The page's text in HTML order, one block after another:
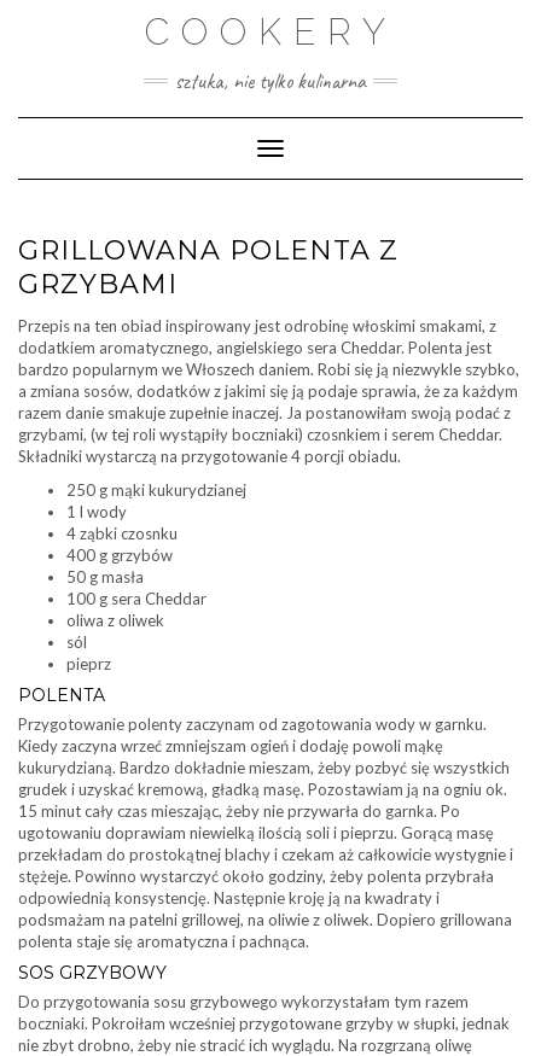
COOKERY
sztuka, nie tylko kulinarna
Toggle Navigation
GRILLOWANA POLENTA Z
GRZYBAMI
Przepis na ten obiad inspirowany jest odrobinę włoskimi smakami, z
dodatkiem aromatycznego, angielskiego sera Cheddar. Polenta jest
bardzo popularnym we Włoszech daniem. Robi się ją niezwykle szybko,
a zmiana sosów, dodatków z jakimi się ją podaje sprawia, że za każdym
razem danie smakuje zupełnie inaczej. Ja postanowiłam swoją podać z
grzybami, (w tej roli wystąpiły boczniaki) czosnkiem i serem Cheddar.
Składniki wystarczą na przygotowanie 4 porcji obiadu.
250 g mąki kukurydzianej
1 l wody
4 ząbki czosnku
400 g grzybów
50 g masła
100 g sera Cheddar
oliwa z oliwek
sól
pieprz
POLENTA
Przygotowanie polenty zaczynam od zagotowania wody w garnku.
Kiedy zaczyna wrzeć zmniejszam ogień i dodaję powoli mąkę
kukurydzianą. Bardzo dokładnie mieszam, żeby pozbyć się wszystkich
grudek i uzyskać kremową, gładką masę. Pozostawiam ją na ogniu ok.
15 minut cały czas mieszając, żeby nie przywarła do garnka. Po
ugotowaniu doprawiam niewielką ilością soli i pieprzu. Gorącą masę
przekładam do prostokątnej blachy i czekam aż całkowicie wystygnie i
stężeje. Powinno wystarczyć około godziny, żeby polenta przybrała
odpowiednią konsystencję. Następnie kroję ją na kwadraty i
podsmażam na patelni grillowej, na oliwie z oliwek. Dopiero grillowana
polenta staje się aromatyczna i pachnąca.
SOS GRZYBOWY
Do przygotowania sosu grzybowego wykorzystałam tym razem
boczniaki. Pokroiłam wcześniej przygotowane grzyby w słupki, jednak
nie zbyt drobno, żeby nie stracić ich wyglądu. Na rozgrzaną oliwę